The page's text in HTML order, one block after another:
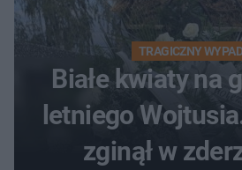
TRAGICZNY
Białe kwiaty na
letniego
zginął w